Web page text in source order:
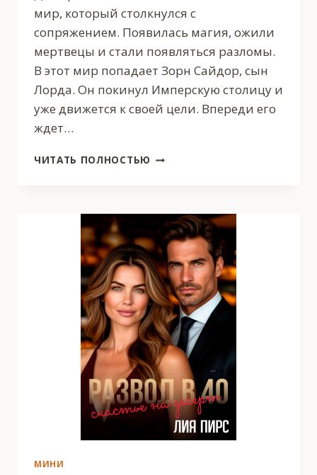
мир, который столкнулся с
сопряжением. Появилась магия, ожили
мертвецы и стали появляться разломы.
В этот мир попадает Зорн Сайдор, сын
Лорда. Он покинул Имперскую столицу и
уже движется к своей цели. Впереди его
ждет…
ЧИТАТЬ ПОЛНОСТЬЮ ЗОРН.
МИНИ